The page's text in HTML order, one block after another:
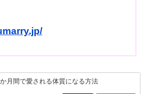
か月間で愛される体質になる方法